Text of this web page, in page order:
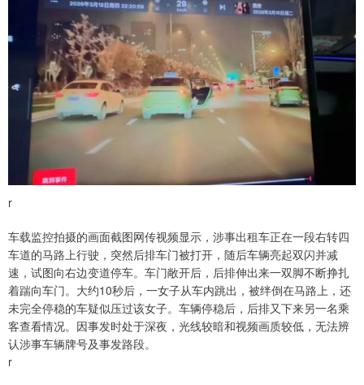
r
车载监控拍摄的画面截图网传视频显示，涉事出租车正在一段右转四
车道的马路上行驶，突然后排车门被打开，随后车辆亮起双闪并减
速，试图向右边变道停车。车门敞开后，后排伸出来一双脚不断挣扎
着踹向车门。大约10秒后，一女子从车内跳出，被绊倒在马路上，还
未完全停稳的车疑似压过该女子。车辆停稳后，后排又下来另一名乘
客查看情况。因事发时处于深夜，光线较暗和视频画质较低，无法辨
认涉事车辆牌号及事发路段。
r